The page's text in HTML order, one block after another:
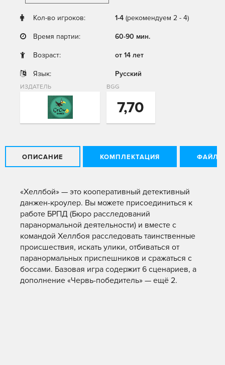
Кол-во игроков: 1-4 (рекомендуем 2 - 4)
Время партии: 60-90 мин.
Возраст: от 14 лет
Язык: Русский
ИЗДАТЕЛЬ BGG
7,70
ОПИСАНИЕ КОМПЛЕКТАЦИЯ ФАЙЛЫ
«Хеллбой» — это кооперативный детективный
данжен-кроулер. Вы можете присоединиться к
работе БРПД (Бюро расследований
паранормальной деятельности) и вместе с
командой Хеллбоя расследовать таинственные
происшествия, искать улики, отбиваться от
паранормальных приспешников и сражаться с
боссами. Базовая игра содержит 6 сценариев, а
дополнение «Червь-победитель» — ещё 2.